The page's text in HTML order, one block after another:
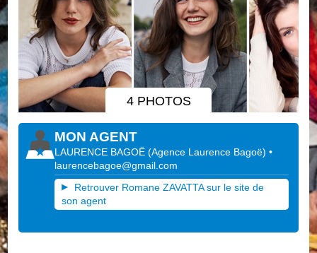
4 PHOTOS
MON AGENT
LAURENCE BAGOË (Agence Laurence Bagoë)•
laurencebagoe@gmail.com
Retrouver Romane ZAVATTA sur le site de
son agent